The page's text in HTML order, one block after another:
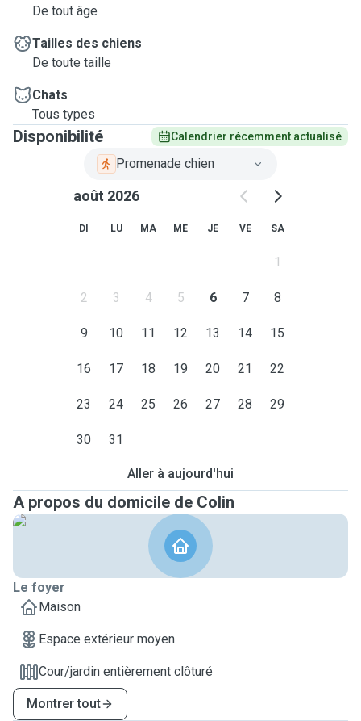
De tout âge
Tailles des chiens
De toute taille
Chats
Tous types
Disponibilité Calendrier récemment actualisé
Promenade chien
août 2026
DI LU MA ME JE VE SA
1
2 3 4 5 6 7 8
9 10 11 12 13 14 15
16 17 18 19 20 21 22
23 24 25 26 27 28 29
30 31
Aller à aujourd'hui
A propos du domicile de Colin
Le foyer
Maison
Espace extérieur moyen
Cour/jardin entièrement clôturé
Montrer tout